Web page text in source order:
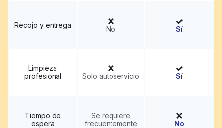
Recojo y entrega No Sí
Limpieza
profesional
Solo autoservicio Sí
Tiempo de
espera
Se requiere
frecuentemente
No